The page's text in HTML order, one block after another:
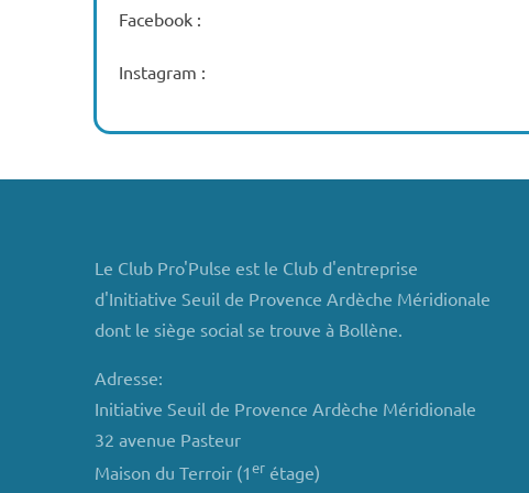
Facebook :
Instagram :
Le Club Pro'Pulse est le Club d'entreprise
d'Initiative Seuil de Provence Ardèche Méridionale
dont le siège social se trouve à Bollène.
Adresse:
Initiative Seuil de Provence Ardèche Méridionale
32 avenue Pasteur
Maison du Terroir (1erétage)